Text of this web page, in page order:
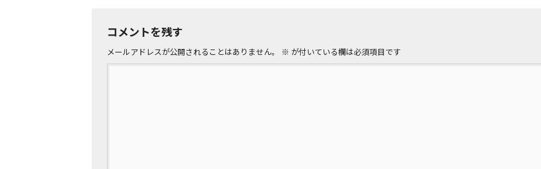
コメントを残す
メールアドレスが公開されることはありません。 ※ が付いている欄は必須項目です